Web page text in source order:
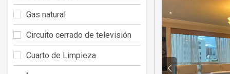
Gas natural
Circuito cerrado de televisión
Cuarto de Limpieza